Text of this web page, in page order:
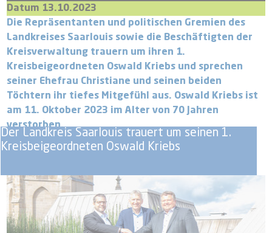
Der Landkreis Saarlouis trauert um seinen 1.
Kreisbeigeordneten Oswald Kriebs
Datum 13.10.2023
Die Repräsentanten und politischen Gremien des
Landkreises Saarlouis sowie die Beschäftigten der
Kreisverwaltung trauern um ihren 1.
Kreisbeigeordneten Oswald Kriebs und sprechen
seiner Ehefrau Christiane und seinen beiden
Töchtern ihr tiefes Mitgefühl aus. Oswald Kriebs ist
am 11. Oktober 2023 im Alter von 70 Jahren
verstorben.